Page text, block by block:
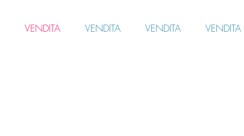
VENDITA VENDITA VENDITA VENDITA